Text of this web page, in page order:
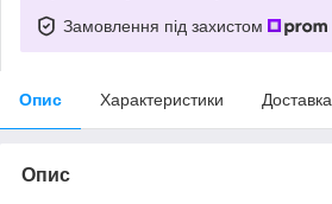
Замовлення під захистом
Опис Характеристики Доставка
Опис